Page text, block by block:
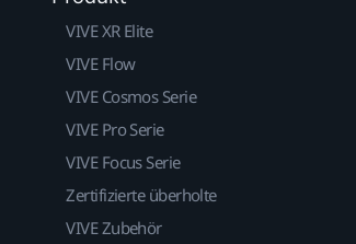
VIVE XR Elite
VIVE Flow
VIVE Cosmos Serie
VIVE Pro Serie
VIVE Focus Serie
Zertifizierte überholte
VIVE Zubehör